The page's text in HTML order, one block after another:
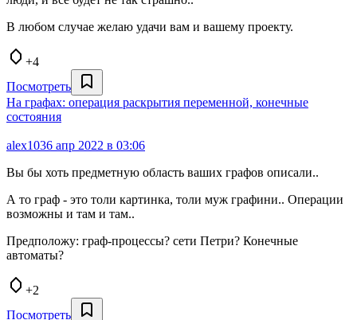
В любом случае желаю удачи вам и вашему проекту.
+4
Посмотреть
На графах: операция раскрытия переменной, конечные
состояния
alex1036 апр 2022 в 03:06
Вы бы хоть предметную область ваших графов описали..
А то граф - это толи картинка, толи муж графини.. Операции
возможны и там и там..
Предположу: граф-процессы? сети Петри? Конечные
автоматы?
+2
Посмотреть